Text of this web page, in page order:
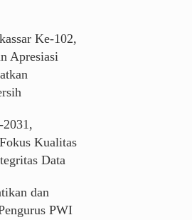
Ke-102,
Apresiasi
Kualitas
Data
dan
PWI